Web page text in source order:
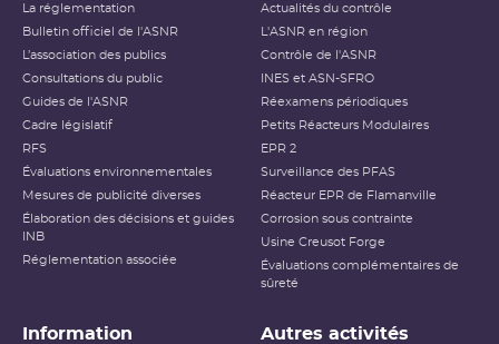
La réglementation
Bulletin officiel de l'ASNR
L’association des publics
Consultations du public
Guides de l'ASNR
Cadre législatif
RFS
Évaluations environnementales
Mesures de publicité diverses
Élaboration des décisions et guides
INB
Réglementation associée
Actualités du contrôle
L'ASNR en région
Contrôle de l'ASNR
INES et ASN-SFRO
Réexamens périodiques
Petits Réacteurs Modulaires
EPR 2
Surveillance des PFAS
Réacteur EPR de Flamanville
Corrosion sous contrainte
Usine Creusot Forge
Évaluations complémentaires de
sûreté
Information Autres activités